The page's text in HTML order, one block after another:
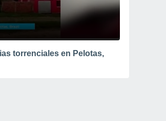
torrenciales en Pelotas,